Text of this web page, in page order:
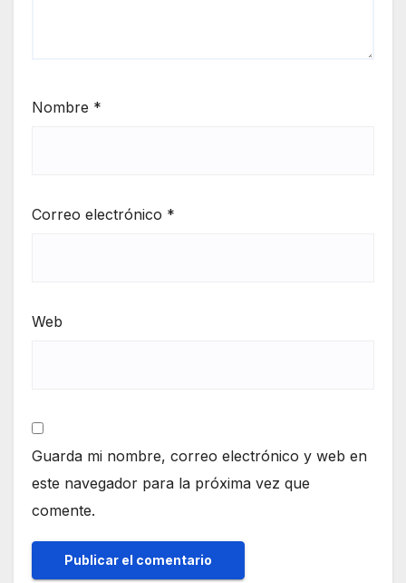
Nombre *
Correo electrónico *
Web
Guarda mi nombre, correo electrónico y web en
este navegador para la próxima vez que
comente.